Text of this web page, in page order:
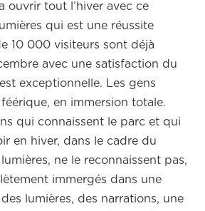
ouvrir tout l’hiver avec ce
qui est une réussite
10 000 visiteurs sont déjà
avec une satisfaction du
exceptionnelle. Les gens
en immersion totale.
qui connaissent le parc et qui
en hiver, dans le cadre du
ne le reconnaissent pas,
immergés dans une
lumières, des narrations, une